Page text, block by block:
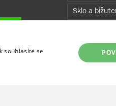
Sklo a
souhlasíte se